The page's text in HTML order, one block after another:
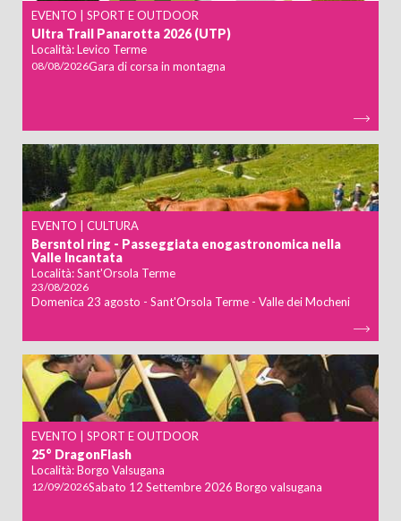
ADULTI
BAMBINI
CERCA
EVENTO | SPORT E OUTDOOR
Ultra Trail Panarotta 2026 (UTP)
Località:Levico Terme
08/08/2026Gara di corsa in montagna
EVENTO | CULTURA
Bersntol ring - Passeggiata enogastronomica nella
Valle Incantata
Località:Sant'Orsola Terme
23/08/2026
Domenica 23 agosto - Sant'Orsola Terme - Valle dei Mocheni
EVENTO | SPORT E OUTDOOR
25° DragonFlash
Località:Borgo Valsugana
12/09/2026Sabato 12 Settembre 2026 Borgo valsugana